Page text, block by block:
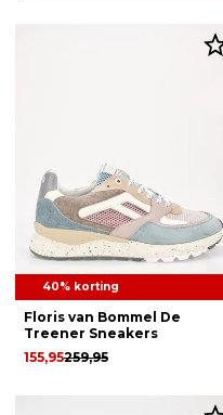
40% korting
Floris van Bommel De
Treener Sneakers
259,95
155,95